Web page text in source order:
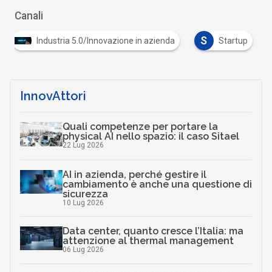
Canali
Industria 5.0/Innovazione in azienda S Startup
InnovAttori
Quali competenze per portare la
physical AI nello spazio: il caso Sitael
22 Lug 2026
AI in azienda, perché gestire il
cambiamento è anche una questione di
sicurezza
10 Lug 2026
Data center, quanto cresce l’Italia: ma
attenzione al thermal management
06 Lug 2026